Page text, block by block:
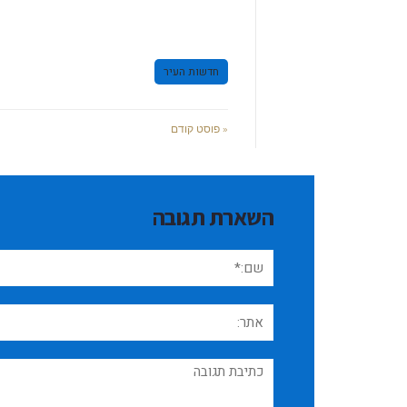
חדשות העיר
« פוסט קודם
השארת תגובה
שם:*
אתר:
תגובה